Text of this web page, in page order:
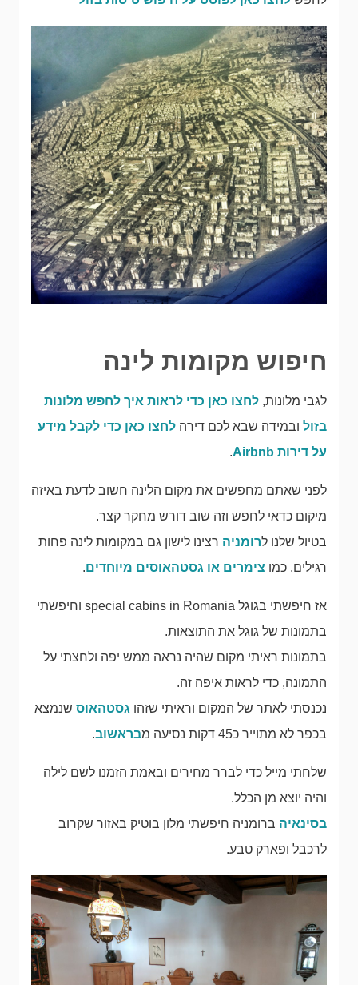
חיפוש מקומות לינה
לגבי מלונות, לחצו כאן כדי לראות איך לחפש מלונות
בזול ובמידה שבא לכם דירה לחצו כאן כדי לקבל מידע
על דירות Airbnb
.
לפני שאתם מחפשים את מקום הלינה חשוב לדעת באיזה
מיקום כדאי לחפש וזה שוב דורש מחקר קצר.
בטיול שלנו לרומניה רצינו לישון גם במקומות לינה פחות
רגילים, כמו צימרים או גסטהאוסים מיוחדים.
אז חיפשתי בגוגל special cabins in Romania וחיפשתי
בתמונות של גוגל את התוצאות.
בתמונות ראיתי מקום שהיה נראה ממש יפה ולחצתי על
התמונה, כדי לראות איפה זה.
נכנסתי לאתר של המקום וראיתי שזהו גסטהאוס שנמצא
בכפר לא מתוייר כ45 דקות נסיעה מ
בראשוב.
שלחתי מייל כדי לברר מחירים ובאמת הזמנו לשם לילה
והיה יוצא מן הכלל.
בסינאיה ברומניה חיפשתי מלון בוטיק באזור שקרוב
לרכבל ופארק טבע.